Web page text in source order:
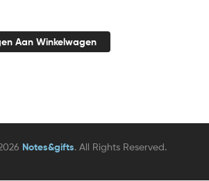
Aan Winkelwagen
Notes&gifts. All Rights Reserved.